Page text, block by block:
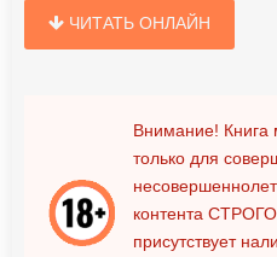
ЧИТАТЬ ОНЛАЙН
Внимание! Книга
только для
контента
присутствует